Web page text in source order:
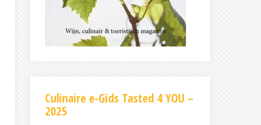
Culinaire e-Gids Tasted 4 YOU –
2025